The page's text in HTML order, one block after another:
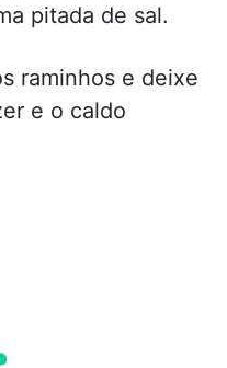
pitada de sal.
raminhos e deixe
e o caldo